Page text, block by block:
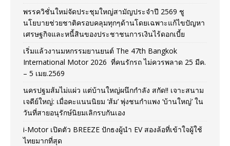
พรรควิชั่นใหม่จัดประชุมใหญ่สามัญประจำปี 2569 ชู
นโยบายช่วยชาติครอบคลุมทุกๆด้านโดยเฉพาะแก้ไขปัญหา
เศรษฐกิจและหนี้สินของประชาชนการเงินไร้ดอกเบี้ย
เริ่มแล้วงานมหกรรมยานยนต์ The 47th Bangkok
International Motor 2026 ที่คนรักรถ ไม่ควรพลาด 25 มีค.
– 5 เมย.2569
นครปฐมส้มไม่แผ่ว แต่บ้านใหญ่ผนึกกำลัง สกัด!! เจาะสนาม
เจดีย์ใหญ่: เมื่อคะแนนนิยม ‘ส้ม’ พุ่งชนกำแพง ‘บ้านใหญ่’ ใน
วันที่สายอนุรักษ์นิยมเลิกรบกันเอง
i-Motor เปิดตัว BREEZE ปักธงผู้นำ EV สองล้อที่เข้าใจผู้ใช้
ไทยมากที่สุด